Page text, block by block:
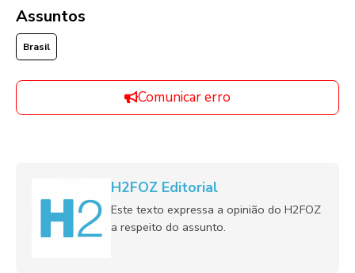
Assuntos
Brasil
Comunicar erro
H2FOZ Editorial
Este texto expressa a opinião do H2FOZ
a respeito do assunto.